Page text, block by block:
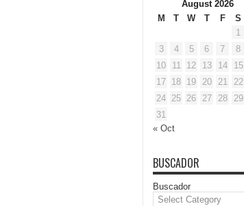
August 2026
M
T W T F S
1
3
4 5 6 7 8
10
11 12 13 14 15
17 18 19 20 21 22
24 25 26 27 28 29
31
« Oct
BUSCADOR
Buscador